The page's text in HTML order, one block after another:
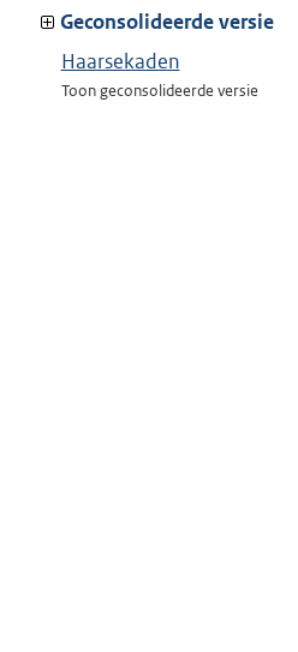
Geconsolideerde versie
Haarsekaden
Toon geconsolideerde versie